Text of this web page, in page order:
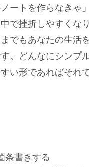
ノートを作らなきゃ
で挫折しやすくな
でもあなたの生活
。どんなにシンプ
い形であればそれ
条書きする